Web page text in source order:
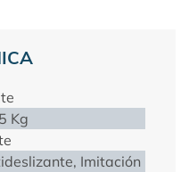
Kg
Imitación